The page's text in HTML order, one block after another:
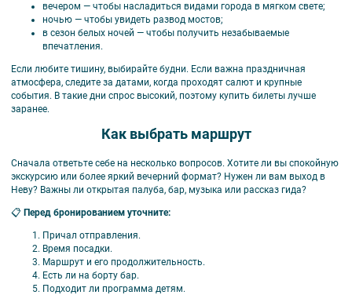
вечером — чтобы насладиться видами города в мягком свете;
ночью — чтобы увидеть развод мостов;
в сезон белых ночей — чтобы получить незабываемые
впечатления.
Если любите тишину, выбирайте будни. Если важна праздничная
атмосфера, следите за датами, когда проходят салют и крупные
события. В такие дни спрос высокий, поэтому купить билеты лучше
заранее.
Как выбрать маршрут
Сначала ответьте себе на несколько вопросов. Хотите ли вы спокойную
экскурсию или более яркий вечерний формат? Нужен ли вам выход в
Неву? Важны ли открытая палуба, бар, музыка или рассказ гида?
📋 Перед бронированием уточните:
Причал отправления.
Время посадки.
Маршрут и его продолжительность.
Есть ли на борту бар.
Подходит ли программа детям.